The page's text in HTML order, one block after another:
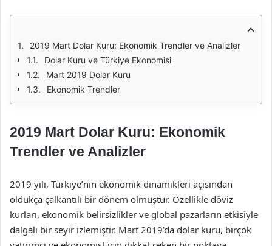
2019 Mart Dolar Kuru: Ekonomik Trendler ve Analizler
Dolar Kuru ve Türkiye Ekonomisi
Mart 2019 Dolar Kuru
Ekonomik Trendler
2019 Mart Dolar Kuru: Ekonomik
Trendler ve Analizler
2019 yılı, Türkiye’nin ekonomik dinamikleri açısından
oldukça çalkantılı bir dönem olmuştur. Özellikle döviz
kurları, ekonomik belirsizlikler ve global pazarların etkisiyle
dalgalı bir seyir izlemiştir. Mart 2019’da dolar kuru, birçok